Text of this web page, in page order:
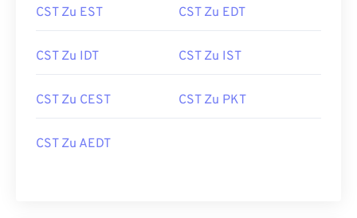
CST Zu EST CST Zu EDT
CST Zu IDT CST Zu IST
CST Zu CEST CST Zu PKT
CST Zu AEDT